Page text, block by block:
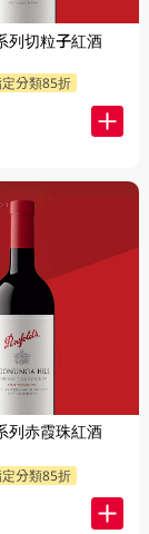
列切粒子紅酒
分類85折
列赤霞珠紅酒
分類85折